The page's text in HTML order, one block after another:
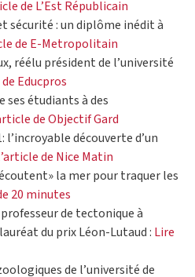
de L’Est Républicain
sécurité : un diplôme inédit à
de E-Metropolitain
réélu président de l’université
Educpros
ses étudiants à des
de Objectif Gard
l’incroyable découverte d’un
de Nice Matin
la mer pour traquer les
20 minutes
de tectonique à
du prix Léon-Lutaud : Lire
de l’université de